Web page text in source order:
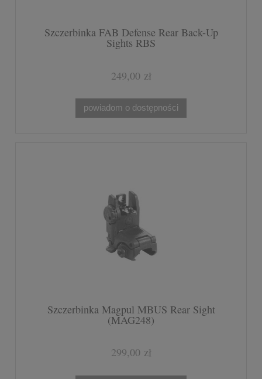
Szczerbinka FAB Defense Rear Back-Up
Sights RBS
249,00 zł
powiadom o dostępności
Szczerbinka Magpul MBUS Rear Sight
(MAG248)
299,00 zł